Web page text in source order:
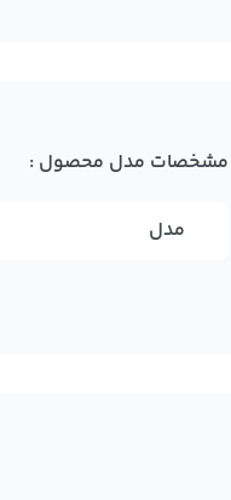
مشخصات مدل محصول :
مدل